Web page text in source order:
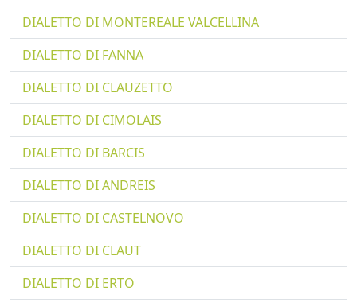
DIALETTO DI MONTEREALE VALCELLINA
DIALETTO DI FANNA
DIALETTO DI CLAUZETTO
DIALETTO DI CIMOLAIS
DIALETTO DI BARCIS
DIALETTO DI ANDREIS
DIALETTO DI CASTELNOVO
DIALETTO DI CLAUT
DIALETTO DI ERTO